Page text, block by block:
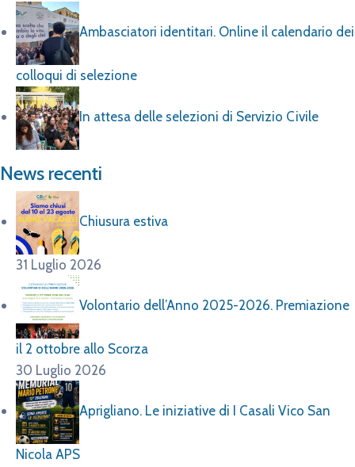
Ambasciatori identitari. Online il calendario dei
colloqui di selezione
In attesa delle selezioni di Servizio Civile
News recenti
Chiusura estiva
31 Luglio 2026
Volontario dell’Anno 2025-2026. Premiazione
il 2 ottobre allo Scorza
30 Luglio 2026
Aprigliano. Le iniziative di I Casali Vico San
Nicola APS